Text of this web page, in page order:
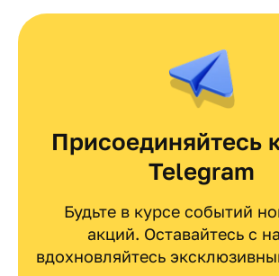
Присоединяйтесь
Telegram
Будьте в курсе событий
акций. Оставайтесь с
вдохновляйтесь